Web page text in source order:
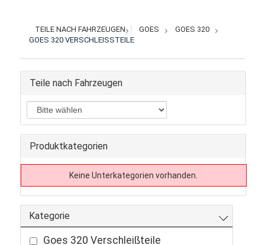
TEILE NACH FAHRZEUGEN GOES
GOES 320
GOES 320 VERSCHLEISSTEILE
Teile nach Fahrzeugen
Produktkategorien
Keine Unterkategorien vorhanden.
Kategorie
Goes 320 Verschleißteile